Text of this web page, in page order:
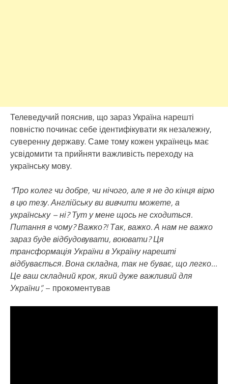
Телеведучий пояснив, що зараз Україна нарешті
повністю починає себе ідентифікувати як незалежну,
суверенну державу. Саме тому кожен українець має
усвідомити та прийняти важливість переходу на
українську мову.
“Про колег чи добре, чи нічого, але я не до кінця вірю
в цю тезу. Англійську ви вивчити можете, а
українську – ні? Тут у мене щось не сходиться.
Питання в чому? Важко?! Так, важко. А нам не важко
зараз буде відбудовувати, воювати? Ця
трансформація України в Україну нарешті
відбувається. Вона складна, так не буває, що легко…
Це ваш складний крок, який дуже важливий для
України”,– прокоментував